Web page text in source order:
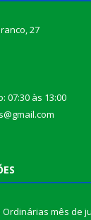
27
07:30 às 13:00
mês de